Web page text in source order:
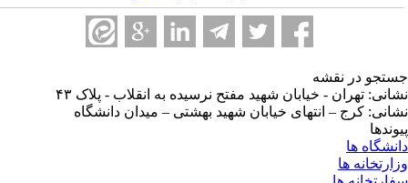
در نقشه
تهران - خیابان شهید مفتح نرسیده به انقلاب - پلاک ۴۳
کرج – انتهای خیابان شهید بهشتی – میدان دانشگاه
ها
ها